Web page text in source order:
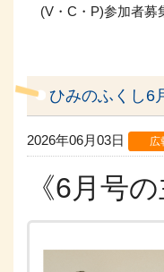
(V・C・P)参加者募
ひみのふくし6
2026年06月03日 広
《6月号